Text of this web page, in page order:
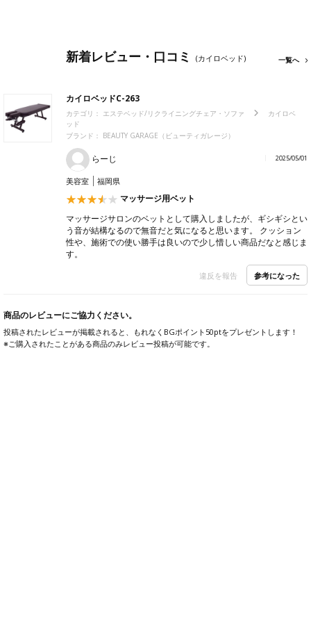
新着レビュー・口コミ (カイロベッド) 一覧へ
カイロベッドC-263
カテゴリ： エステベッド/リクライニングチェア・ソファ
カイロベ
ッド
ブランド： BEAUTY GARAGE（ビューティガレージ）
らーじ 2025/05/01
美容室 福岡県
マッサージ用ベット
マッサージサロンのベットとして購入しましたが、ギシギシとい
う音が結構なるので無音だと気になると思います。 クッション
性や、施術での使い勝手は良いので少し惜しい商品だなと感じま
す。
違反を報告 参考になった
商品のレビューにご協力ください。
投稿されたレビューが掲載されると、もれなくBGポイント50ptをプレゼントします！
※ご購入されたことがある商品のみレビュー投稿が可能です。